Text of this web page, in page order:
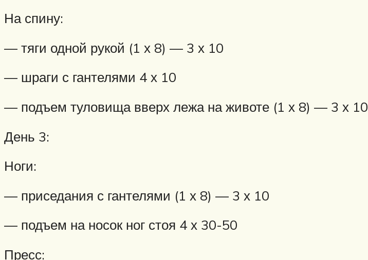
На спину:
— тяги одной рукой (1 х 8) — 3 х 10
— шраги с гантелями 4 х 10
— подъем туловища вверх лежа на животе (1 х 8) — 3 х 10
День 3:
Ноги:
— приседания с гантелями (1 х 8) — 3 х 10
— подъем на носок ног стоя 4 х 30-50
Пресс: